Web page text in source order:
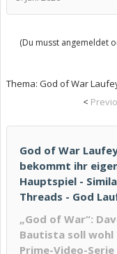
(Du musst angemeldet
Thema: God of War
<
God of War
bekommt ihr
Hauptspiel -
Threads - God
„God of War“:
Bautista soll
Prime-Video-Serie